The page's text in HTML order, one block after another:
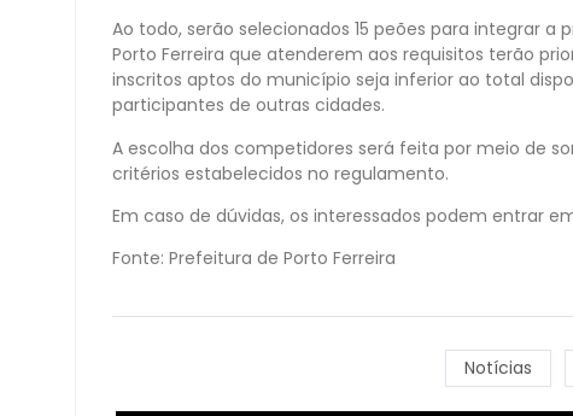
Ao todo, serão selecionados 15 peões para integrar
Porto Ferreira que atenderem aos requisitos terão
inscritos aptos do município seja inferior ao total
participantes de outras cidades.
A escolha dos competidores será feita por meio de
critérios estabelecidos no regulamento.
Em caso de dúvidas, os interessados podem entrar
Fonte: Prefeitura de Porto Ferreira
Notícias